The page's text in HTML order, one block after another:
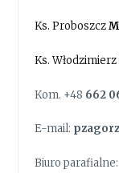
Ks. Proboszcz
Ks.
Kom. +48 662
E-mail:
Biuro parafialne: